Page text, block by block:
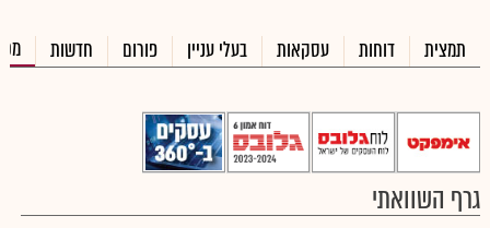
תמצית דוחות עסקאות בעלי עניין פורום חדשות
גרף השוואתי